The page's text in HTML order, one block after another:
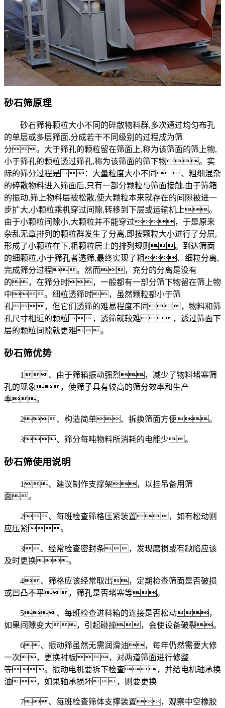
砂石筛原理
砂石筛将颗粒大小不同的碎散物料群,多次通过均匀布孔
的单层或多层筛面,分成若干不同级别的过程成为筛
分。大于筛孔的颗粒留在筛面上,称为该筛面的筛上物,
小于筛孔的颗粒透过筛孔,称为该筛面的筛下物。实
际的筛分过程是：大量粒度大小不同、粗细混杂
的碎散物料进入筛面后,只有一部分颗粒与筛面接触,由于筛箱
的振动,筛上物料层被松散,使大颗粒本来就存在的间隙被进一
步扩大,小颗粒乘机穿过间隙,转移到下层或运输机上。
由于小颗粒间隙小,大颗粒并不能穿过，于是原来
杂乱无章排列的颗粒群发生了分离,即按颗粒大小进行了分层,
形成了小颗粒在下,粗颗粒居上的排列规则。到达筛面
的细颗粒,小于筛孔者透筛,最终实现了粗、细粒分离,
完成筛分过程。然而，充分的分离是没有
的，在筛分时，一般都有一部分筛下物留在筛上物
中。细粒透筛时，虽然颗粒都小于筛
孔，但它们透筛的难易程度不同，物料和筛
孔尺寸相近的颗粒，透筛就较难，透过筛面下
层的颗粒间隙就更难。
砂石筛优势
1、由于筛箱振动强烈，减少了物料堵塞筛
孔的现象，使筛子具有较高的筛分效率和生产
率。
2、构造简单、拆换筛面方便。
3、筛分每吨物料所消耗的电能少。
砂石筛使用说明
1、建议制作支撑架，以挂吊备用筛
面。
2、每班检查筛格压紧装置，如有松动则
应压紧。
3、经常检查密封条，发现磨损或有缺陷应该
及时更换。
4、筛格应该经常取出，定期检查筛面是否破损
或凹凸不平，筛孔是否堵塞等。
5、每班检查进料箱的连接是否松动，
如果间隙变大，引起碰撞，会使设备破裂。
6、振动筛虽然无需润滑油，每年仍然需要大修
一次，更换衬板，对两道筛面进行修整
等。振动电机要拆下检查，并给电机轴承换
油，如果轴承损坏，则要更换
7、每班检查筛体支撑装置，观察中空橡胶